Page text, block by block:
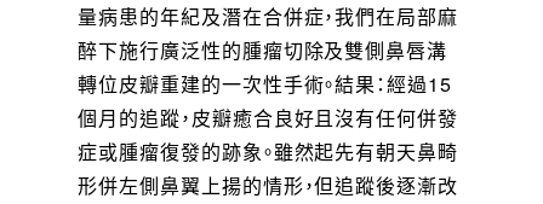
量病患的年紀及潛在合併症，我們在局部麻
醉下施行廣泛性的腫瘤切除及雙側鼻唇溝
轉位皮瓣重建的一次性手術。結果：經過15
個月的追蹤，皮瓣癒合良好且沒有任何併發
症或腫瘤復發的跡象。雖然起先有朝天鼻畸
形併左側鼻翼上揚的情形，但追蹤後逐漸改